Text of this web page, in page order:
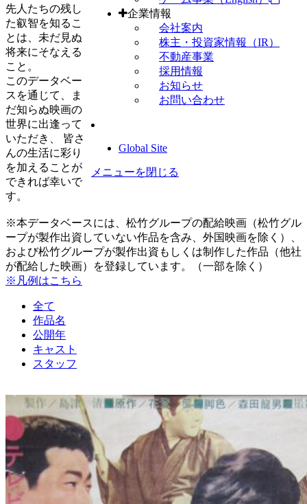
企業情報
会社案内
株主・投資家情報（IR）
不動産事業
採用情報
お知らせ
お問い合わせ
Global Site
メニューを閉じる
先人たちの残し
た叡智を知るこ
とは、未だ見ぬ
将来にそなえる
こと。
このデータベー
スを通じて、ま
だ知らぬ映画の
世界に出逢って
いただき、 皆さ
んの生活に彩り
を加えることが
できれば幸いで
す。
※本データベースには、松竹グループの配給映画（松竹グル
ープが製作出資していない作品を含み、外国映画を除く）、
および松竹グループが製作出資もしくは制作した作品（他社
が配給した映画）を登録しています。（一部を除く）
※凡例はこちら
全て
作品名
公開年
キャスト
スタッフ